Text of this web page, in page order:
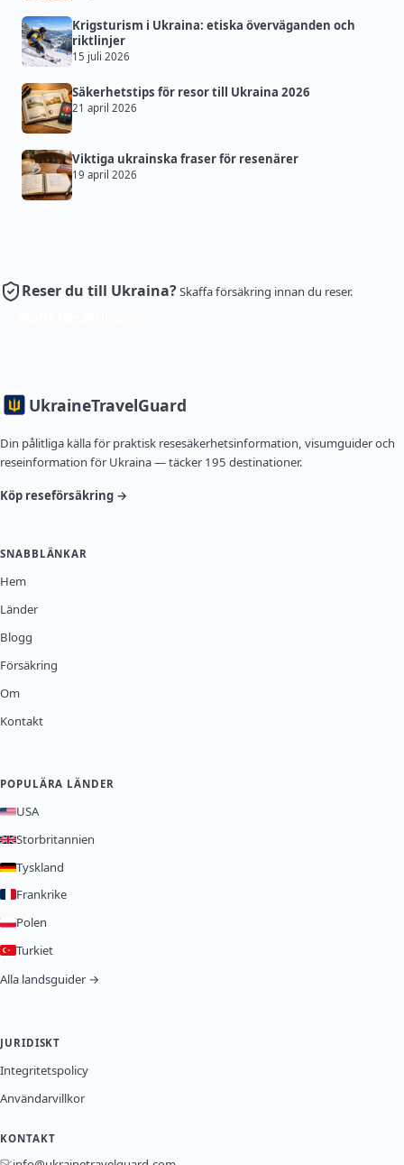
Krigsturism i Ukraina: etiska överväganden och
riktlinjer
15 juli 2026
Säkerhetstips för resor till Ukraina 2026
21 april 2026
Viktiga ukrainska fraser för resenärer
19 april 2026
Reser du till Ukraina?Skaffa försäkring innan du reser.
UkraineTravelGuard
Din pålitliga källa för praktisk resesäkerhetsinformation, visumguider och
reseinformation för Ukraina — täcker 195 destinationer.
Köp reseförsäkring →
SNABBLÄNKAR
Hem
Länder
Blogg
Försäkring
Om
Kontakt
POPULÄRA LÄNDER
USA
Storbritannien
Tyskland
Frankrike
Polen
Turkiet
Alla landsguider →
JURIDISKT
Integritetspolicy
Användarvillkor
KONTAKT